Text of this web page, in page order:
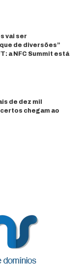
vai ser
de diversões”
a NFC Summit está
de dez mil
chegam ao